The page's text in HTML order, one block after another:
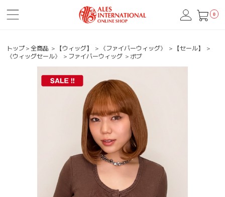
0
トップ ＞全商品 ＞ 【ウィッグ】 ＞ 《ファイバーウィッグ》 ＞ 【セール】
＞
《ウィッグセール》
＞ ファイバーウィッグ ＞ ボブ